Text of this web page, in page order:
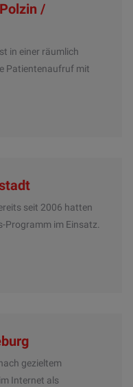
/
in einer räumlich
Patientenaufruf mit
seit 2006 hatten
im Einsatz.
gezieltem
Internet als